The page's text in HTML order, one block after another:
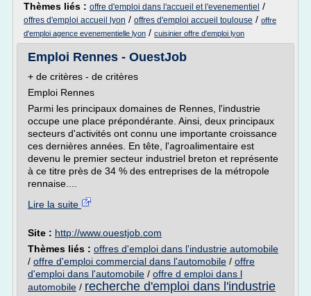
Thèmes liés : offre d'emploi dans l'accueil et l'evenementiel /
offres d'emploi accueil lyon / offres d'emploi accueil toulouse / offre
d'emploi agence evenementielle lyon / cuisinier offre d'emploi lyon
Emploi Rennes - OuestJob
+ de critères - de critères
Emploi Rennes
Parmi les principaux domaines de Rennes, l'industrie
occupe une place prépondérante. Ainsi, deux principaux
secteurs d'activités ont connu une importante croissance
ces dernières années. En tête, l'agroalimentaire est
devenu le premier secteur industriel breton et représente
à ce titre près de 34 % des entreprises de la métropole
rennaise....
Lire la suite
Site : http://www.ouestjob.com
Thèmes liés : offres d'emploi dans l'industrie automobile
/ offre d'emploi commercial dans l'automobile / offre
d'emploi dans l'automobile / offre d emploi dans l
automobile / recherche d'emploi dans l'industrie